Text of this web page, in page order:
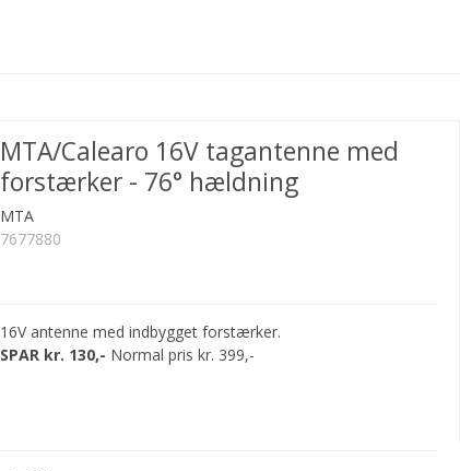
MTA/Calearo 16V tagantenne med
forstærker - 76° hældning
MTA
7677880
16V antenne med indbygget forstærker.
SPAR kr. 130,- Normal pris kr. 399,-